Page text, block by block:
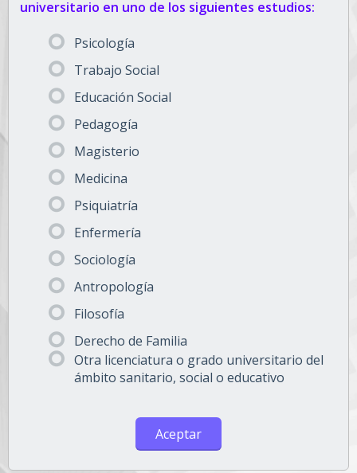
universitario en uno de los siguientes estudios:
Psicología
Trabajo Social
Educación Social
Pedagogía
Magisterio
Medicina
Psiquiatría
Enfermería
Sociología
Antropología
Filosofía
Derecho de Familia
Otra licenciatura o grado universitario del
ámbito sanitario, social o educativo